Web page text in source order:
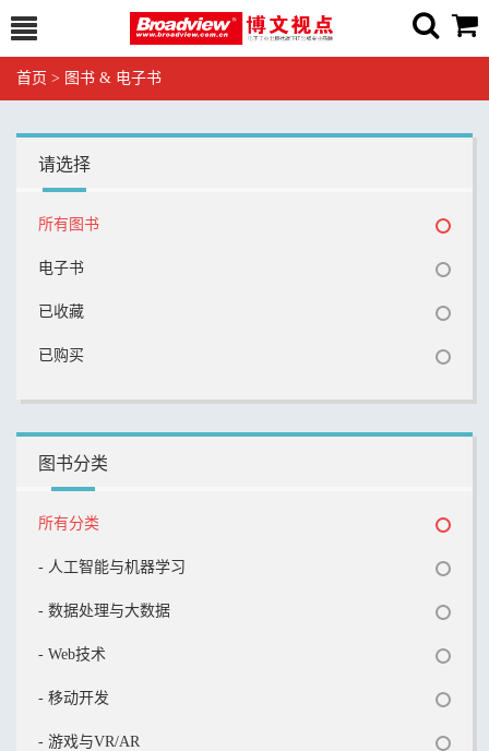
首页 > 图书 & 电子书
请选择
所有图书
电子书
已收藏
已购买
图书分类
所有分类
- 人工智能与机器学习
- 数据处理与大数据
- Web技术
- 移动开发
- 游戏与VR/AR